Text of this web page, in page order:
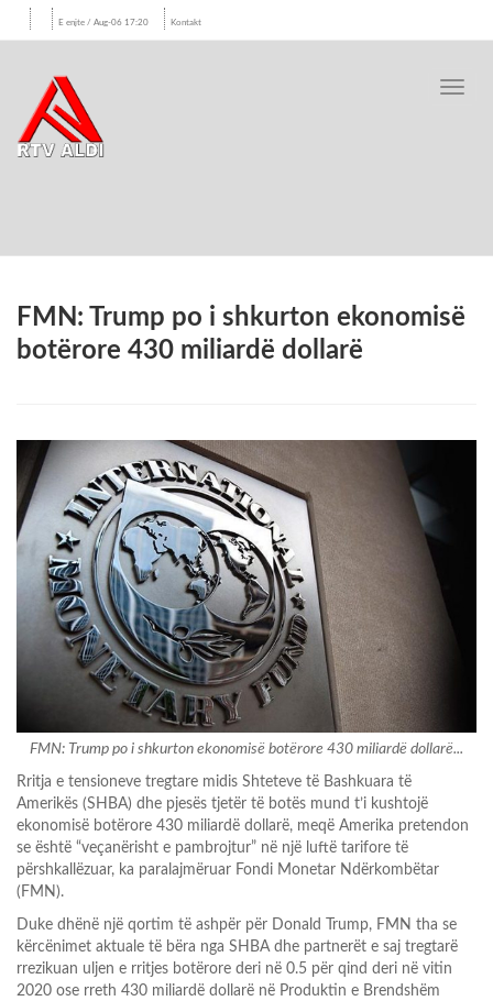
E enjte / Aug-06 17:20 Kontakt
FMN: Trump po i shkurton ekonomisë
botërore 430 miliardë dollarë
FMN: Trump po i shkurton ekonomisë botërore 430 miliardë dollarë...
Rritja e tensioneve tregtare midis Shteteve të Bashkuara të
Amerikës (SHBA) dhe pjesës tjetër të botës mund t’i kushtojë
ekonomisë botërore 430 miliardë dollarë, meqë Amerika pretendon
se është “veçanërisht e pambrojtur” në një luftë tarifore të
përshkallëzuar, ka paralajmëruar Fondi Monetar Ndërkombëtar
(FMN).
Duke dhënë një qortim të ashpër për Donald Trump, FMN tha se
kërcënimet aktuale të bëra nga SHBA dhe partnerët e saj tregtarë
rrezikuan uljen e rritjes botërore deri në 0.5 për qind deri në vitin
2020 ose rreth 430 miliardë dollarë në Produktin e Brendshëm